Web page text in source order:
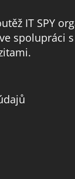
IT SPY
spolupráci